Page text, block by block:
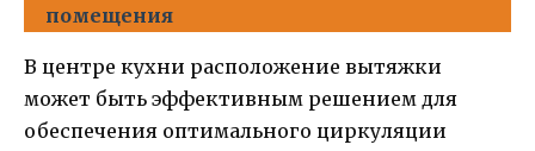
помещения
В центре кухни расположение вытяжки
может быть эффективным решением для
обеспечения оптимального циркуляции